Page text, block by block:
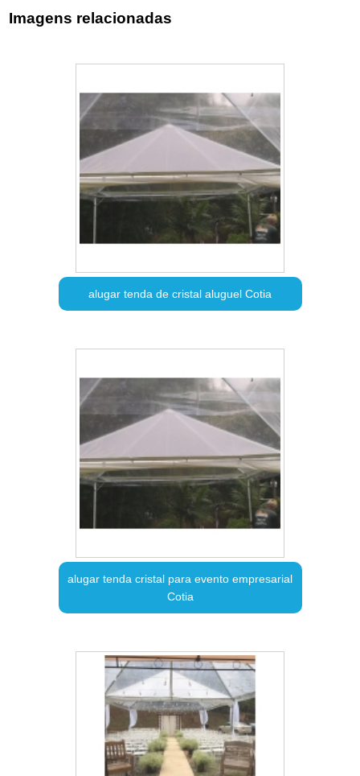
Imagens relacionadas
alugar tenda de cristal aluguel Cotia
alugar tenda cristal para evento empresarial
Cotia